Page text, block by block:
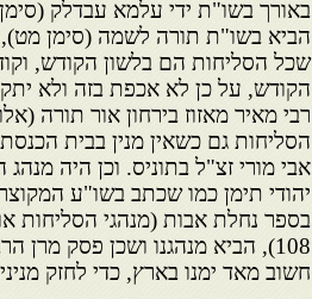
באורך בשו"ת ידי עלמא עבדלק
הביא בשו"ת תורה לשמה (סימן מט),
שכל הסליחות הם בלשון הקודש,
הקודש, על כן לא אכפת בזה ולא
רבי מאיר מאזוז בירחון אור תורה
הסליחות גם כשאין מנין בבית
אבי מורי זצ"ל בתוניס. וכן היה
יהודי תימן כמו שכתב בשו"ע
בספר נחלת אבות (מנהגי הסליחות
108), הביא מנהגנו ושכן פסק מרן
חשוב מאד ימנו בארץ, כדי לחזק